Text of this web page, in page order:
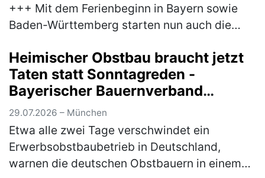
+++ Mit dem Ferienbeginn in Bayern sowie
Baden-Württemberg starten nun auch die
Damit erreicht der Reiseverkehr sein…(mehr)
Heimischer Obstbau braucht jetzt
Taten statt Sonntagreden -
Bayerischer Bauernverband
unterstützt Brandbrief der
Obstbauern
29.07.2026 – München
Etwa alle zwei Tage verschwindet ein
Erwerbsobstbaubetrieb in Deutschland,
warnen die deutschen Obstbauern in einem